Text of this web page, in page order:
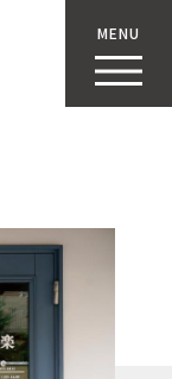
MENU